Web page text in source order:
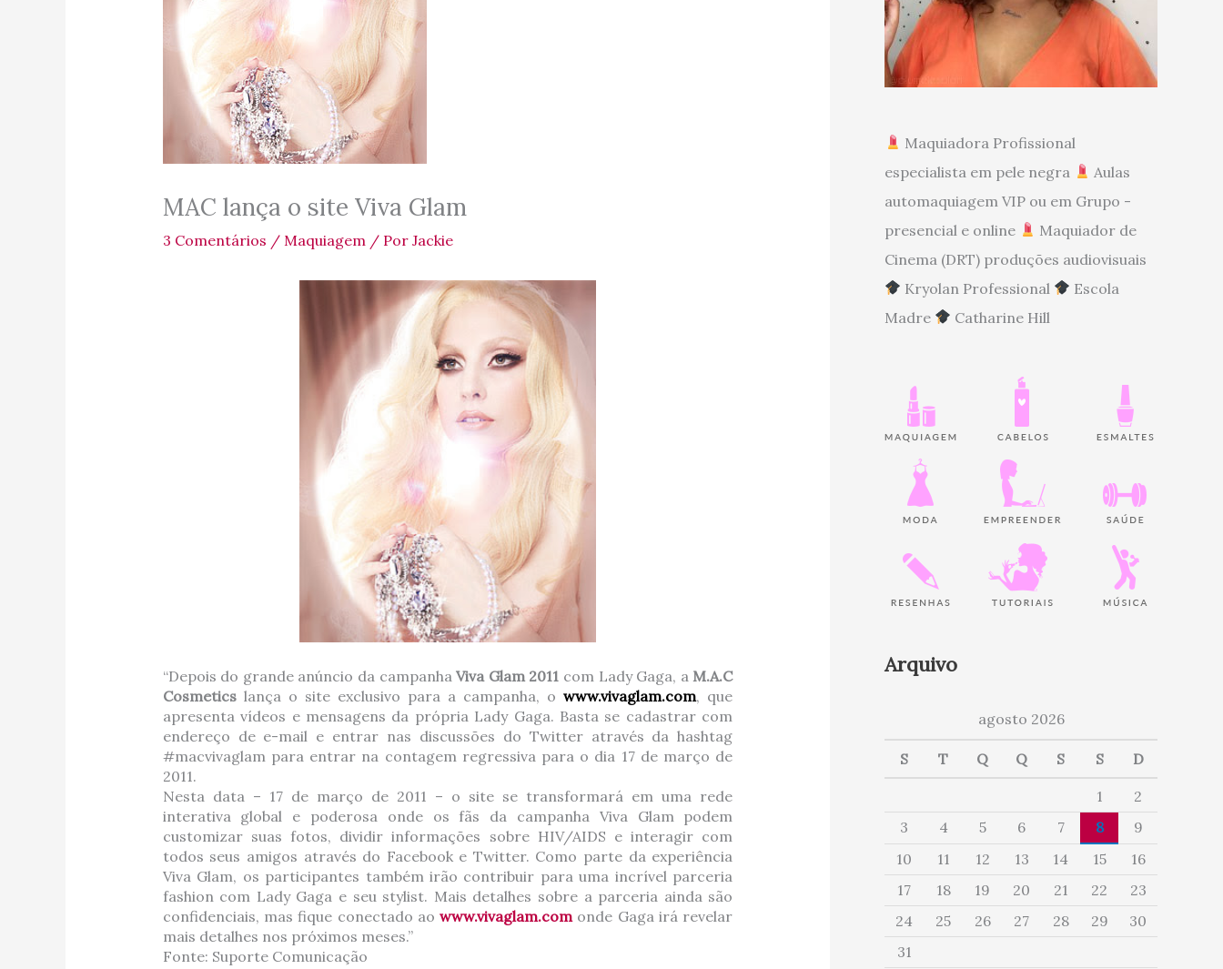
MAC lança o site Viva Glam
3 Comentários / Maquiagem/ Por Jackie
“Depois do grande anúncio da campanhaViva Glam 2011 com Lady Gaga, a M.A.C
Cosmeticslança o site exclusivo para a campanha, owww.vivaglam.com, que
apresenta vídeos e mensagens da própria Lady Gaga. Basta se cadastrar com
endereço de e-mail e entrar nas discussões do Twitter através da hashtag
#macvivaglam para entrar na contagem regressiva para o dia 17 de março de
2011.
Nesta data – 17 de março de 2011 – o site se transformará em uma rede
interativa global e poderosa onde os fãs da campanha Viva Glam podem
customizar suas fotos, dividir informações sobre HIV/AIDS e interagir com
todos seus amigos através do Facebook e Twitter. Como parte da experiência
Viva Glam, os participantes também irão contribuir para uma incrível parceria
fashion com Lady Gaga e seu stylist. Mais detalhes sobre a parceria ainda são
confidenciais, mas fique conectado aowww.vivaglam.com onde Gaga irá revelar
mais detalhes nos próximos meses.”
Fonte: Suporte Comunicação
Maquiadora Profissional
especialista em pele negra
Aulas
automaquiagem VIP ou em Grupo -
presencial e online
Maquiador de
Cinema (DRT) produções audiovisuais
Kryolan Professional
Escola
Madre
Catharine Hill
Arquivo
agosto 2026
S T Q Q S S D
1
2
3
4 5 6 7 8
9
10
11 12 13 14 15
16
17
18 19 20 21 22
23
24
25 26 27 28 29
30
31